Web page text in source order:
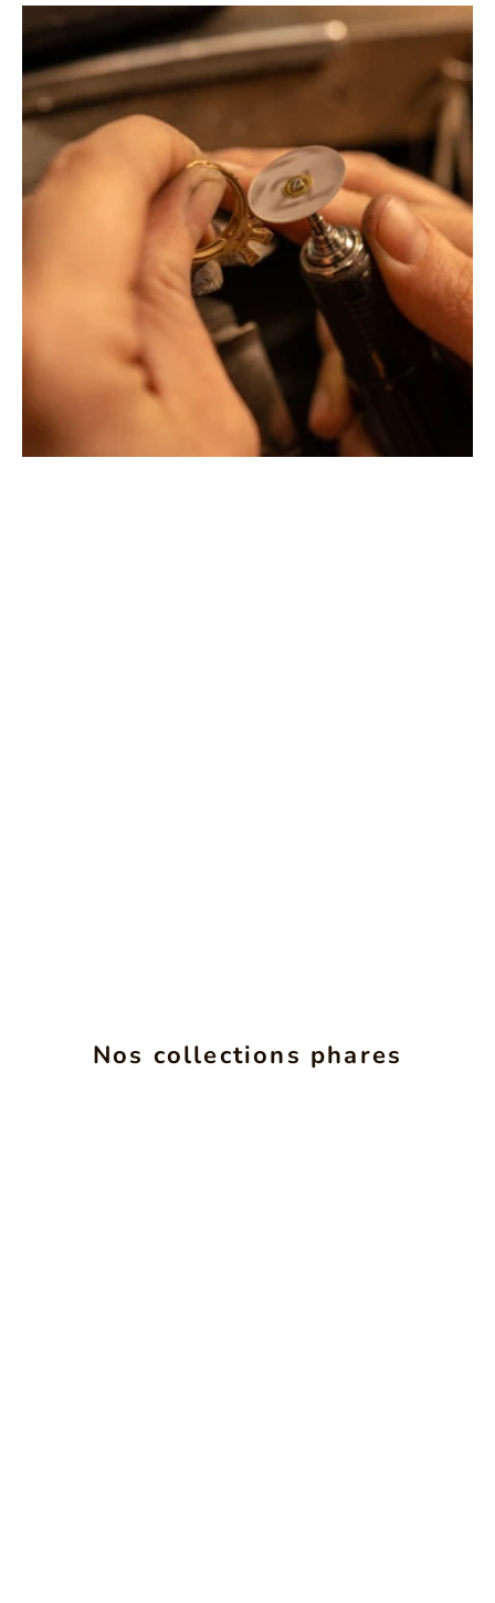
Montbrison, Lyon, Paris
Philippe & mathieu tournaire
Creative jewelers, revolutionize the codes of traditional
Jewellery with unusual shapes and colors. Beyond
fashion, Tournaire has forged its style of character and
elevation by drawing on its travels and encounters.
La Maison Tournaire opened its doors in 1984 in
Montbrison, France, and today offers its jewelry in
Nos collections phares
ALCHIMIE